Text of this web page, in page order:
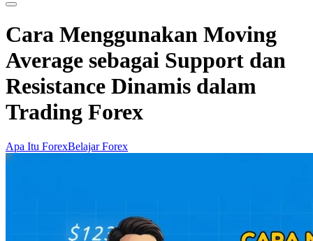
Cara Menggunakan Moving
Average sebagai Support dan
Resistance Dinamis dalam
Trading Forex
Apa Itu ForexBelajar Forex